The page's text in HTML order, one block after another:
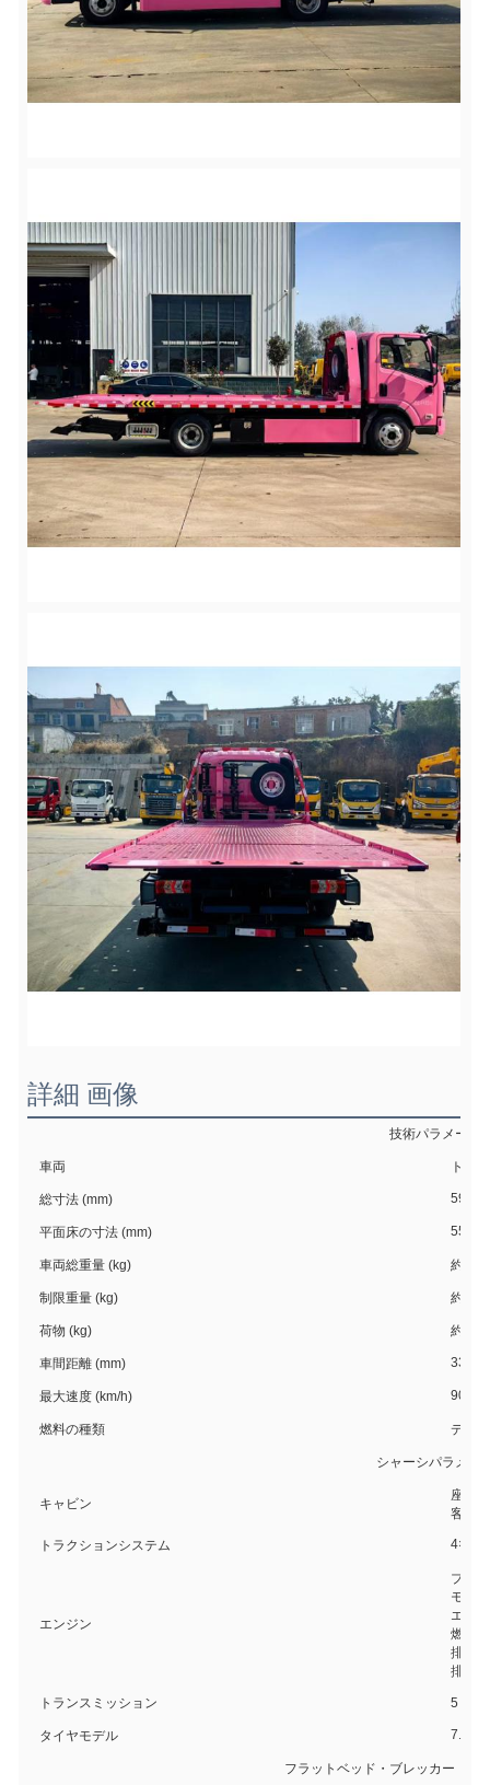
詳細 画像
技術パラメータ
車両 トラ
総寸法 (mm) 5995
平面床の寸法 (mm) 5550
車両総重量 (kg) 約 ×
制限重量 (kg) 約 ×
荷物 (kg) 約 ×
車間距離 (mm) 3360
最大速度 (km/h) 90
燃料の種類 ディ
シャーシパラメー
キャビン
座席1
客 エ
トラクションシステム 4×2
エンジン
ブラ
モデ
エン
燃料
排水
排放
トランスミッション 5 前
タイヤモデル
フラットベッド・ブレッカー・ボ